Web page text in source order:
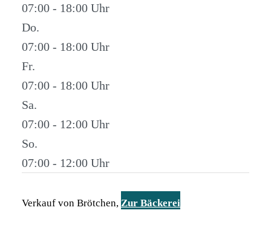
07:00 - 18:00
Do.
07:00 - 18:00
Fr.
07:00 - 18:00
Sa.
07:00 - 12:00
So.
07:00 - 12:00
Verkauf von Brötchen, Zur Bäckerei